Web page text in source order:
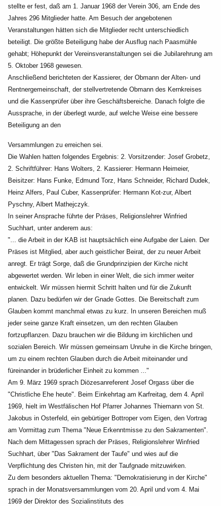
stellte er fest, daß am 1. Januar 1968 der Verein 306, am Ende des
Jahres 296 Mitglieder hatte. Am Besuch der angebotenen
Veranstaltungen hätten sich die Mitglieder recht unterschiedlich
beteiligt. Die größte Beteiligung habe der Ausflug nach Paasmühle
gehabt; Höhepunkt der Vereinsveranstaltungen sei die Jubilarehrung am
5. Oktober 1968 gewesen.
Anschließend berichteten der Kassierer, der Obmann der Alten- und
Rentnergemeinschaft, der stellvertretende Obmann des Kernkreises
und die Kassenprüfer über ihre Geschäftsbereiche. Danach folgte die
Aussprache, in der überlegt wurde, auf welche Weise eine bessere
Beteiligung an den
Versammlungen zu erreichen sei.
Die Wahlen hatten folgendes Ergebnis: 2. Vorsitzender: Josef Grobetz,
2. Schriftführer: Hans Wolters, 2. Kassierer: Hermann Heimeier,
Beisitzer: Hans Funke, Edmund Torz, Hans Schneider, Richard Dudek,
Heinz Alfers, Paul Cuber, Kassenprüfer: Hermann Kot-zur, Albert
Pyschny, Albert Mathejczyk.
In seiner Ansprache führte der Präses, Religionslehrer Winfried
Suchhart, unter anderem aus:
"... die Arbeit in der KAB ist hauptsächlich eine Aufgabe der Laien. Der
Präses ist Mitglied, aber auch geistlicher Beirat, der zu neuer Arbeit
anregt. Er trägt Sorge, daß die Grundprinzipien der Kirche nicht
abgewertet werden. Wir leben in einer Welt, die sich immer weiter
entwickelt. Wir müssen hiermit Schritt halten und für die Zukunft
planen. Dazu bedürfen wir der Gnade Gottes. Die Bereitschaft zum
Glauben kommt manchmal etwas zu kurz. In unseren Bereichen muß
jeder seine ganze Kraft einsetzen, um den rechten Glauben
fortzupflanzen. Dazu brauchen wir die Bildung im kirchlichen und
sozialen Bereich. Wir müssen gemeinsam Unruhe in die Kirche bringen,
um zu einem rechten Glauben durch die Arbeit miteinander und
füreinander in brüderlicher Einheit zu kommen ..."
Am 9. März 1969 sprach Diözesanreferent Josef Orgass über die
"Christliche Ehe heute". Beim Einkehrtag am Karfreitag, dem 4. April
1969, hielt im Westfälischen Hof Pfarrer Johannes Thiemann von St.
Jakobus in Osterfeld, ein gebürtiger Bottroper vom Eigen, den Vortrag
am Vormittag zum Thema "Neue Erkenntmisse zu den Sakramenten".
Nach dem Mittagessen sprach der Präses, Religionslehrer Winfried
Suchhart, über "Das Sakrament der Taufe" und wies auf die
Verpflichtung des Christen hin, mit der Taufgnade mitzuwirken.
Zu dem besonders aktuellen Thema: "Demokratisierung in der Kirche"
sprach in der Monatsversammlungen vom 20. April und vom 4. Mai
1969 der Direktor des Sozialinstituts des